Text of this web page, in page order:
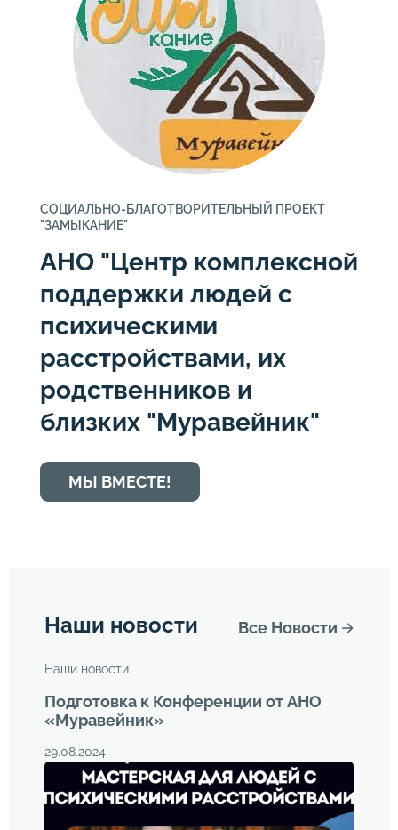
СОЦИАЛЬНО-БЛАГОТВОРИТЕЛЬНЫЙ ПРОЕКТ
"ЗАМЫКАНИЕ"
АНО "Центр комплексной
поддержки людей с
психическими
расстройствами, их
родственников и
близких "Муравейник"
МЫ ВМЕСТЕ!
Наши новости Все Новости
Наши новости
Подготовка к Конференции от АНО
«Муравейник»
29.08.2024